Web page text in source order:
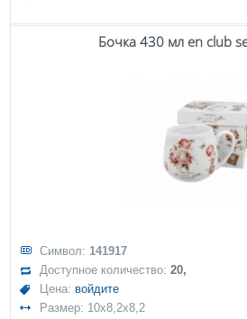
Бочка 430 мл en club
Символ: 141917
Доступное количество:20,
Цена: войдите
Размер: 10x8,2x8,2